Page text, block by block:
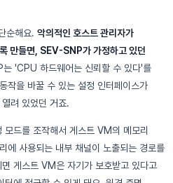
순해요. 악의적인 호스트 관리자가
들면, SEV-SNP가 가정하고 있던
'CPU 하드웨어는 신뢰할 수 있다'를
작을 바꿀 수 있는 설정 인터페이스가
려 있었던 거죠.
모드를 조작해서 게스트 VM의 메모리
에 사용되는 내부 채널이 노출되는 경로를
게스트 VM은 자기가 보호받고 있다고